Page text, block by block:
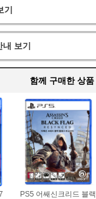
기
내 보기
함께 구매한 상품
PS5 어쌔신크리드 블랙